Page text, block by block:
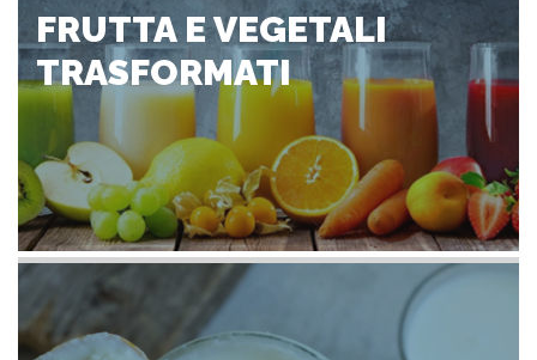
FRUTTA E VEGETALI
TRASFORMATI